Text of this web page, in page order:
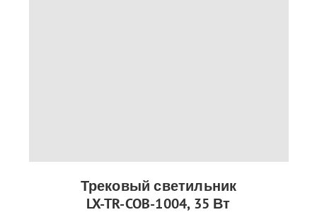
Трековый светильник
LX-TR-COB-1004, 35 Вт